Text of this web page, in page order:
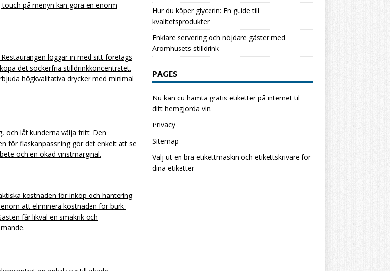
på menyn kan göra en enorm
loggar in med sitt företags
det sockerfria stilldrinkkoncentratet.
högkvalitativa drycker med minimal
och låt kunderna välja fritt. Den
för flaskanpassning gör det enkelt att se
och en ökad vinstmarginal.
kostnaden för inköp och hantering
att eliminera kostnaden för burk-
får likväl en smakrik och
Hur du köper glycerin: En guide till
kvalitetsprodukter
Enklare servering och nöjdare gäster med
Aromhusets stilldrink
PAGES
Nu kan du hämta gratis etiketter på internet till
ditt hemgjorda vin.
Privacy
Sitemap
Välj ut en bra etikettmaskin och etikettskrivare för
dina etiketter